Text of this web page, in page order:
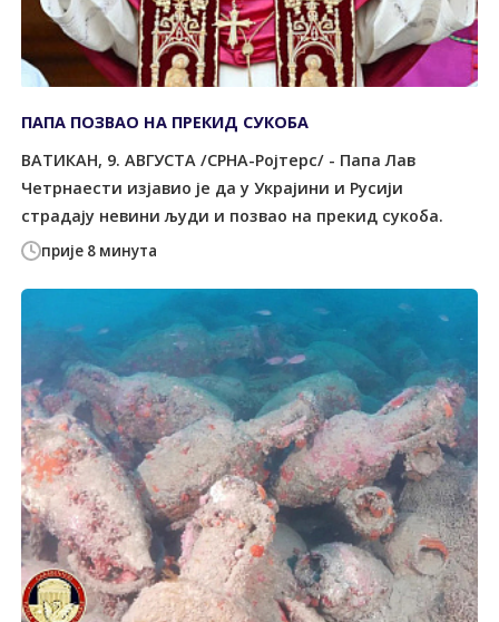
прије 8 минута
ПАПА ПОЗВАО НА ПРЕКИД СУКОБА
ВАТИКАН, 9. АВГУСТА /СРНА-Ројтерс/ - Папа Лав
Четрнаести изјавио је да у Украјини и Русији
страдају невини људи и позвао на прекид сукоба.